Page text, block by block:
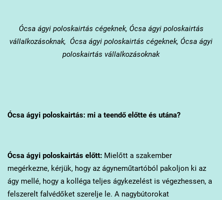
Ócsa ágyi poloskairtás cégeknek, Ócsa ágyi poloskairtás
vállalkozásoknak, Ócsa ágyi poloskairtás cégeknek, Ócsa ágyi
poloskairtás vállalkozásoknak
Ócsaágyi poloskairtás: mi a teendő előtte és utána?
Ócsaágyi poloskairtás előtt:Mielőtt a szakember
megérkezne, kérjük, hogy az ágyneműtartóból pakoljon ki az
ágy mellé, hogy a kolléga teljes ágykezelést is végezhessen, a
felszerelt falvédőket szerelje le. A nagybútorokat